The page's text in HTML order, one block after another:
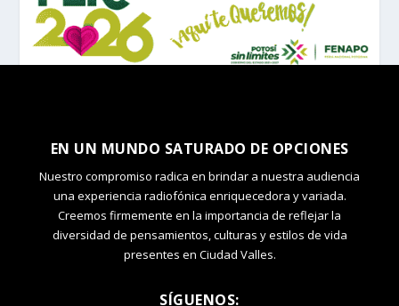
EN UN MUNDO SATURADO DE OPCIONES
Nuestro compromiso radica en brindar a nuestra audiencia
una experiencia radiofónica enriquecedora y variada.
Creemos firmemente en la importancia de reflejar la
diversidad de pensamientos, culturas y estilos de vida
presentes en Ciudad Valles.
SÍGUENOS: